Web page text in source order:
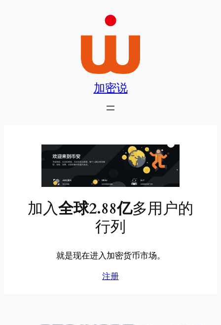
加密说
加入全球2.88亿多用户的
行列
就是现在进入加密货币市场。
注册